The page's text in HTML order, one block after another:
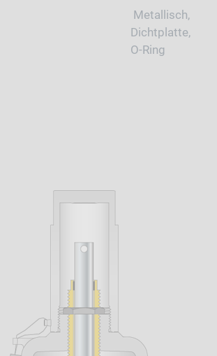
Metallisch,
Dichtplatte,
O-Ring